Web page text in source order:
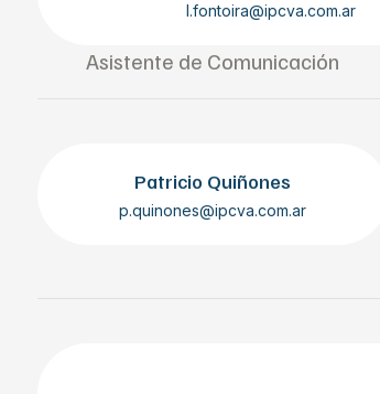
l.fontoira@ipcva.com.ar
Asistente de Comunicación
Patricio Quiñones
p.quinones@ipcva.com.ar